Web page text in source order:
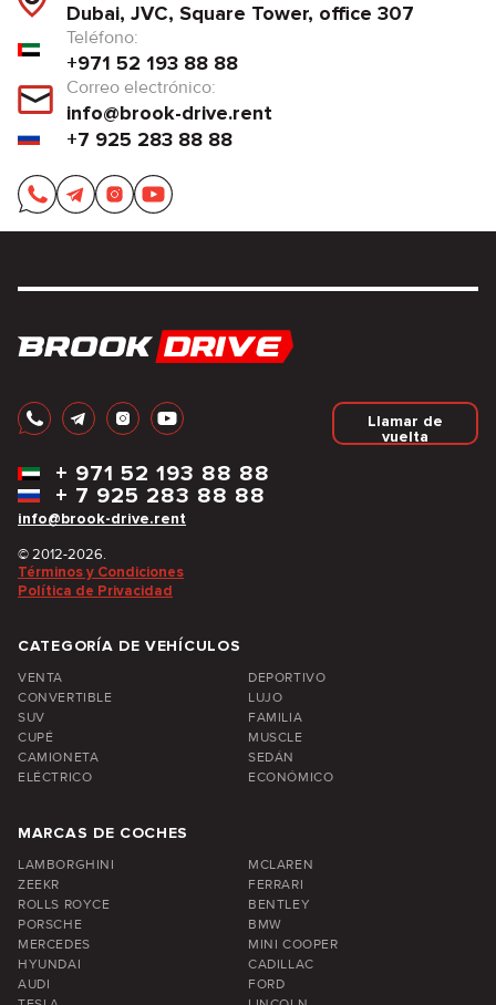
Dubai, JVC, Square Tower, office 307
Teléfono:
+971 52 193 88 88
Correo electrónico:
info@brook-drive.rent
+7 925 283 88 88
Llamar de
vuelta
info@brook-drive.rent
+ 7 925 283 88 88
+ 971 52 193 88 88
© 2012-2026.
Términos y Condiciones
Política de Privacidad
CATEGORÍA DE VEHÍCULOS
VENTA
DEPORTIVO
CONVERTIBLE
LUJO
SUV
FAMILIA
CUPÉ
MUSCLE
CAMIONETA
SEDÁN
ELÉCTRICO
ECONÓMICO
MARCAS DE COCHES
LAMBORGHINI
MCLAREN
ZEEKR
FERRARI
ROLLS ROYCE
BENTLEY
PORSCHE
BMW
MERCEDES
MINI COOPER
HYUNDAI
CADILLAC
AUDI
FORD